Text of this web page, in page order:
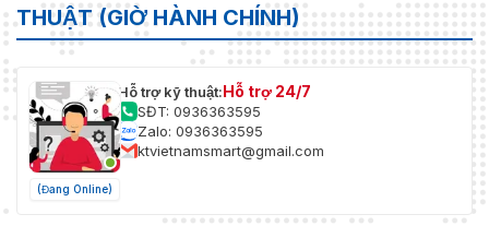
THUẬT (GIỜ HÀNH CHÍNH)
(Đang Online)
Hỗ trợ kỹ thuật:Hỗ trợ 24/7
SĐT: 0936363595
Zalo: 0936363595
ktvietnamsmart@gmail.com